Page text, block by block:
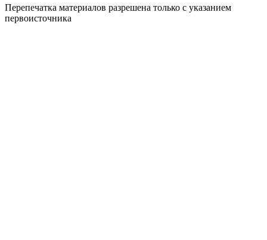
Перепечатка материалов разрешена только с указанием
первоисточника